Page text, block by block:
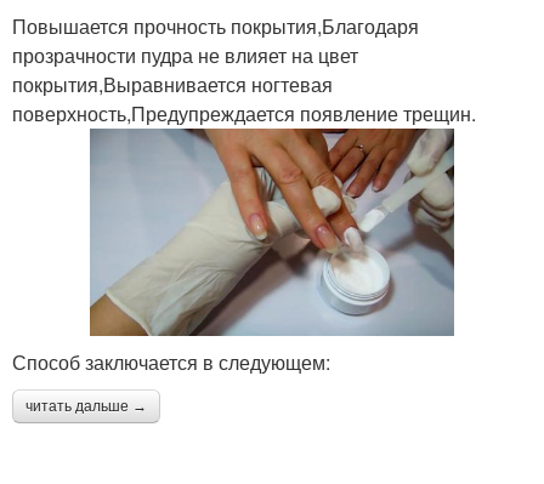
Повышается прочность покрытия,Благодаря
прозрачности пудра не влияет на цвет
покрытия,Выравнивается ногтевая
поверхность,Предупреждается появление трещин.
Способ заключается в следующем:
читать дальше →